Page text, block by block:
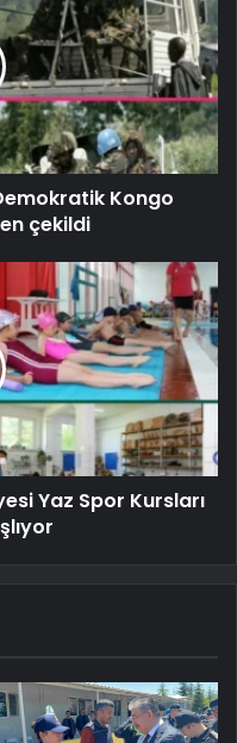
Kongo
çekildi
Yaz Spor Kursları